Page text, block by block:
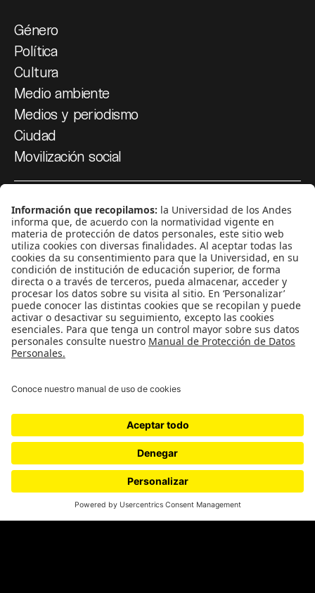
Género
Política
Cultura
Medio ambiente
Medios y periodismo
Ciudad
Movilización social
¿Quiénes somos?
Podcasts
Ediciones especiales
Proyectos 070
SÍGUENOS
¿Quieres escribir en 070?
cerosetenta@uniandes.edu.co